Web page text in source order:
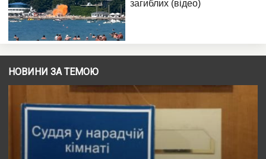
НОВИНИ ЗА ТЕМОЮ